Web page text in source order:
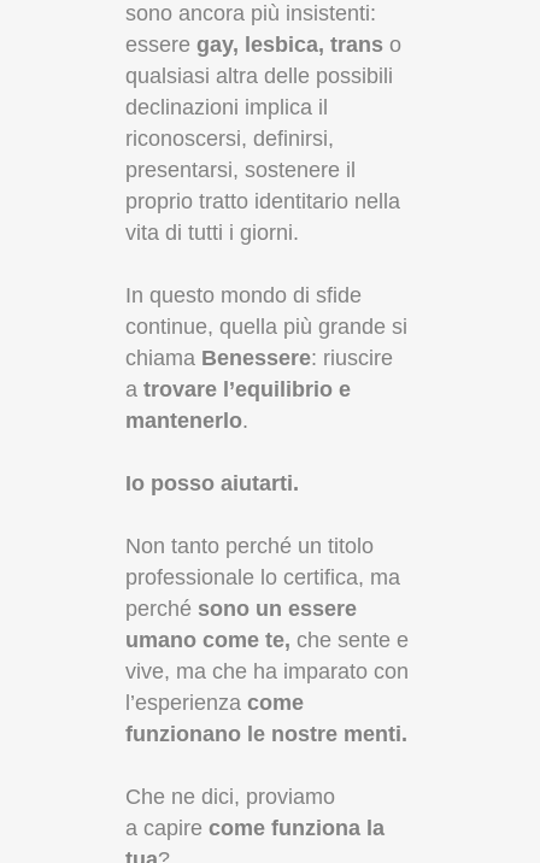
sono ancora più insistenti:
essere gay, lesbica, trans o
qualsiasi altra delle possibili
declinazioni implica il
riconoscersi, definirsi,
presentarsi, sostenere il
proprio tratto identitario nella
vita di tutti i giorni.
In questo mondo di sfide
continue, quella più grande si
chiama Benessere: riuscire
a trovare l’equilibrio e
mantenerlo.
Io posso aiutarti.
Non tanto perché un titolo
professionale lo certifica, ma
perché sono un essere
umano come te, che sente e
vive, ma che ha imparato con
l’esperienza come
funzionano le nostre menti.
Che ne dici, proviamo
a capire come funziona la